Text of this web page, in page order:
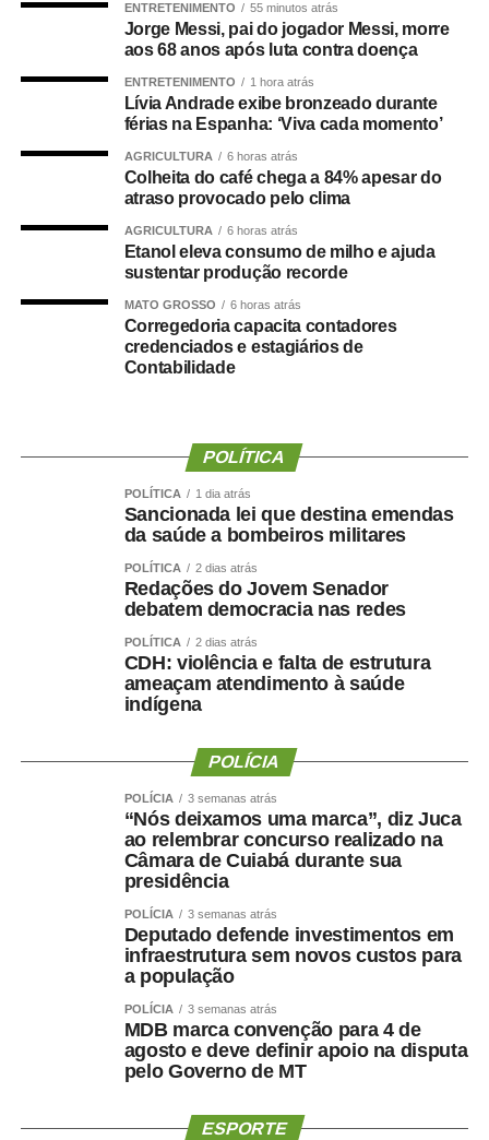
Segundo Maluf, sua participação na chapa não nasceu
de uma negociação informal. Ele afirmou que aceitou o
levada à convenção partidária.
formalizada dentro do processo partidário, inclusive com
a realização da convenção.”
A partir da definição, afirmou o empresário, pessoas
foram mobilizadas e uma estrutura de campanha
“Fiz isso de boa-fé, acreditando na palavra empenhada e
na seriedade de uma decisão tomada por quem pretende
A manifestação ocorre apenas dois dias depois de Maluf
confirmar publicamente sua indicação para a vice.
Durante a convenção do Novo, na quarta-feira (5), ele
chegou a descartar a possibilidade de uma nova
“Martelo batido, prego batido e ponta virada”, disse na
Na mesma oportunidade, Maluf confirmou a aliança entre
Novo, PL e MDB e afirmou que as siglas haviam chegado
a um consenso para caminhar juntas nas eleições.
A escolha de Farina representa uma mudança de última
hora na chapa de Wellington, depois de semanas de
negociações envolvendo a vaga de vice. Antes de ser
indicado, Maluf havia desistido de uma pré-candidatura
própria ao Governo pelo Novo para contribuir com a
Na nota desta sexta-feira, Maluf ampliou as críticas e
afirmou que quem pretende comandar o Estado precisa
demonstrar capacidade de cumprir compromissos
“Quem pretende governar um Estado precisa, antes de
respeitar compromissos, aliados e pessoas que
ENTRETENIMENTO 55 minutos atrás
Jorge Messi, pai do jogador Messi, morre
aos 68 anos após luta contra doença
ENTRETENIMENTO 1 hora atrás
Lívia Andrade exibe bronzeado durante
férias na Espanha: ‘Viva cada momento’
AGRICULTURA 6 horas atrás
Colheita do café chega a 84% apesar do
atraso provocado pelo clima
AGRICULTURA 6 horas atrás
Etanol eleva consumo de milho e ajuda
sustentar produção recorde
MATO GROSSO 6 horas atrás
Corregedoria capacita contadores
credenciados e estagiários de
Contabilidade
POLÍTICA
POLÍTICA 1 dia atrás
Sancionada lei que destina emendas
da saúde a bombeiros militares
POLÍTICA 2 dias atrás
Redações do Jovem Senador
debatem democracia nas redes
POLÍTICA 2 dias atrás
CDH: violência e falta de estrutura
ameaçam atendimento à saúde
indígena
POLÍCIA
POLÍCIA 3 semanas atrás
“Nós deixamos uma marca”, diz Juca
ao relembrar concurso realizado na
Câmara de Cuiabá durante sua
presidência
POLÍCIA 3 semanas atrás
Deputado defende investimentos em
infraestrutura sem novos custos para
a população
POLÍCIA 3 semanas atrás
MDB marca convenção para 4 de
agosto e deve definir apoio na disputa
pelo Governo de MT
ESPORTE